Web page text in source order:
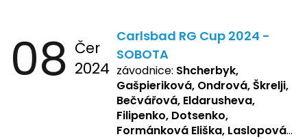
08 Čer
2024
Carlsbad RG Cup 2024 -
SOBOTA
závodnice: Shcherbyk,
Gašpieriková, Ondrová, Škrelji,
Bečvářová, Eldarusheva,
Filipenko, Dotsenko,
Formánková Eliška, Laslopová